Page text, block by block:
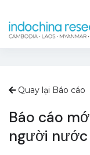
Quay lại Báo cáo
Báo cáo
người nước